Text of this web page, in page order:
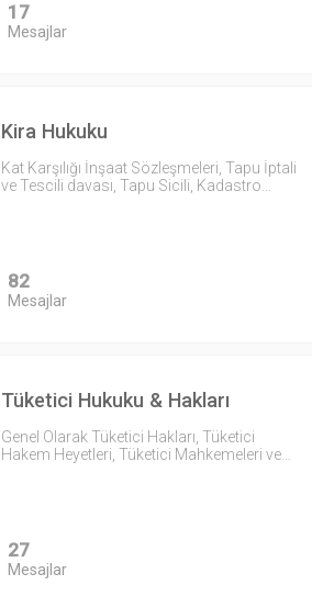
17
Mesajlar
Kira Hukuku
Kat Karşılığı İnşaat Sözleşmeleri, Tapu İptali
ve Tescili davası, Tapu Sicili, Kadastro…
82
Mesajlar
Tüketici Hukuku & Hakları
Genel Olarak Tüketici Hakları, Tüketici
Hakem Heyetleri, Tüketici Mahkemeleri ve…
27
Mesajlar